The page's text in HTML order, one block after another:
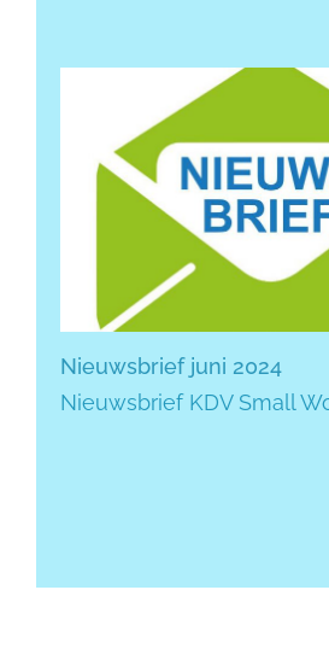
Nieuwsbrief juni 2024
Nieuwsbrief KDV Small